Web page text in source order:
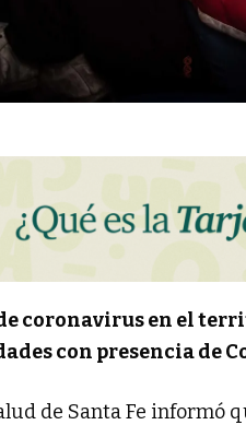
coronavirus en el
con presencia de
de Santa Fe informó